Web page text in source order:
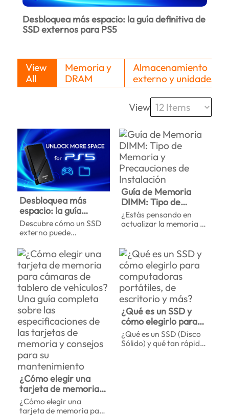
Desbloquea más espacio: la guía definitiva de
SSD externos para PS5
View
All
Memoria y
DRAM
Almacenamiento
externo y unidades
View
Desbloquea más
espacio: la guía
definitiva de SSD
externos para PS5
Descubre cómo un SSD
externo puede
espacio en tu PS5 y
proporcionar
transferencias de juego
más rápidas para una
experiencia de juego
óptima.
Guía de Memoria
DIMM: Tipo de
Memoria y
Precauciones de
¿Estás pensando en
actualizar la memoria de
empezar? Este artículo
desglosa todo lo que
necesita saber sobre la
memoria DIMM,
incluidas las diferencias
clave entre UDIMM y
SODIMM, además de
consejos imprescindibles
para comprar e instalar.
¡Prepárate para mejorar
el rendimiento de tu PC y
¿Cómo elegir una
tarjeta de memoria
para cámaras de
tablero de vehículos?
¿Cómo elegir una
tarjeta de memoria para
¿Qué es un SSD y
cómo elegirlo para
computadoras
portátiles, de
¿Qué es un SSD (Disco
Sólido) y qué tan rápido